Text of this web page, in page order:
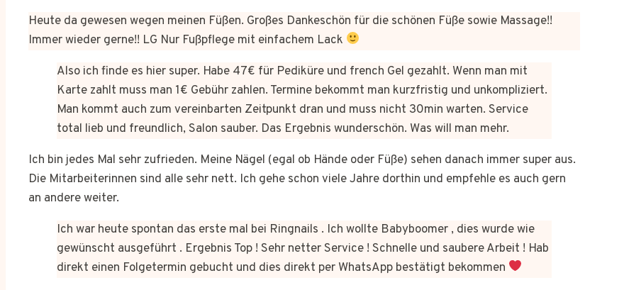
Heute da gewesen wegen meinen Füßen. Großes Dankeschön für die schönen Füße sowie Massage!!
Immer wieder gerne!! LG Nur Fußpflege mit einfachem Lack
Also ich finde es hier super. Habe 47€ für Pediküre und french Gel gezahlt. Wenn man mit
Karte zahlt muss man 1€ Gebühr zahlen. Termine bekommt man kurzfristig und unkompliziert.
Man kommt auch zum vereinbarten Zeitpunkt dran und muss nicht 30min warten. Service
total lieb und freundlich, Salon sauber. Das Ergebnis wunderschön. Was will man mehr.
Ich bin jedes Mal sehr zufrieden. Meine Nägel (egal ob Hände oder Füße) sehen danach immer super aus.
Die Mitarbeiterinnen sind alle sehr nett. Ich gehe schon viele Jahre dorthin und empfehle es auch gern
an andere weiter.
Ich war heute spontan das erste mal bei Ringnails . Ich wollte Babyboomer , dies wurde wie
gewünscht ausgeführt . Ergebnis Top ! Sehr netter Service ! Schnelle und saubere Arbeit ! Hab
direkt einen Folgetermin gebucht und dies direkt per WhatsApp bestätigt bekommen